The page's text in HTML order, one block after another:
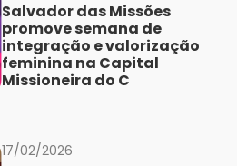
Salvador das Missões
promove semana de
integração e valorização
feminina na Capital
Missioneira do C
17/02/2026